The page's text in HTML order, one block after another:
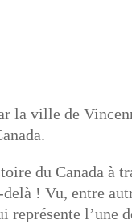
la ville de
du Canada à
! Vu, entre
représente l’une